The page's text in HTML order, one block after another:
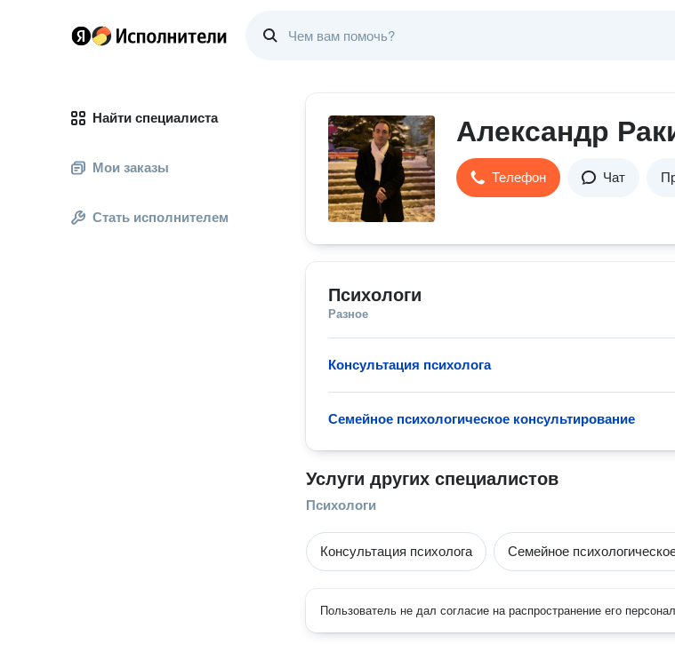
Найти специалиста
Мои заказы
Стать исполнителем
Александр
Телефон Чат
Психологи
Разное
Консультация психолога
Семейное психологическое консультирование
Услуги других специалистов
Психологи
Консультация психолога Семейное
Пользователь не дал согласие на распространение его